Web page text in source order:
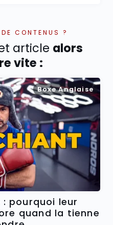
CONTENUS ?
article alors
vite :
Boxe Anglaise
pourquoi leur
quand la tienne